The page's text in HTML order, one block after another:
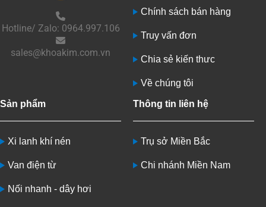
Hotline/ Zalo: 0964.997.106
sales@khoakim.com.vn
Chính sách bán hàng
Truy vấn đơn
Chia sẻ kiến thưc
Về chúng tôi
Sản phẩm
Xi lanh khí nén
Van điện từ
Nối nhanh - dây hơi
Thông tin liên hệ
Trụ sở Miền Bắc
Chi nhánh Miền Nam